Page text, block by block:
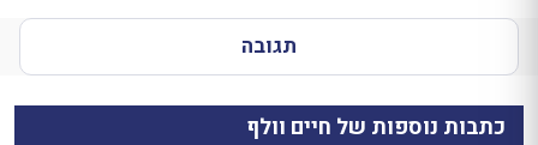
תגובה
כתבות נוספות של חיים וולף